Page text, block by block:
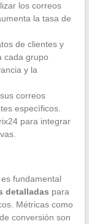
los correos
la tasa de
de clientes y
cada grupo
y la
correos
específicos.
para integrar
fundamental
detalladas para
Métricas como
conversión son